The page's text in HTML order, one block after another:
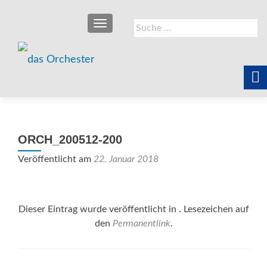
Suche
nach:
SCHALTE NAVIGATION
ORCH_200512-200
Veröffentlicht am 22. Januar 2018
Dieser Eintrag wurde veröffentlicht in . Lesezeichen auf
den Permanentlink.